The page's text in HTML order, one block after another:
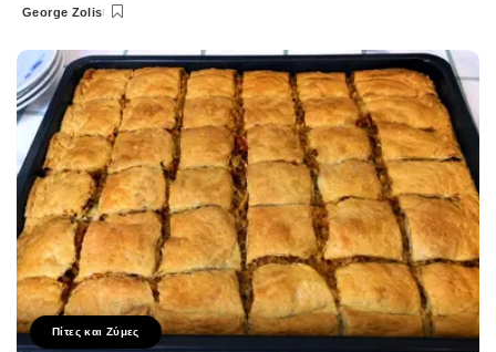
Posted
George Zolis
Πίτες και Ζύμες